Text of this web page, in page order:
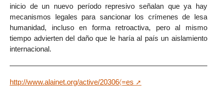
inicio de un nuevo período represivo señalan que ya hay
mecanismos legales para sancionar los crímenes de lesa
humanidad, incluso en forma retroactiva, pero al mismo
tiempo advierten del daño que le haría al país un aislamiento
internacional.
http://www.alainet.org/active/20306〈=es